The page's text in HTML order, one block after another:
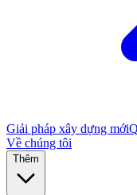
Giải pháp xây dựng mới
Về chúng tôi
Thêm